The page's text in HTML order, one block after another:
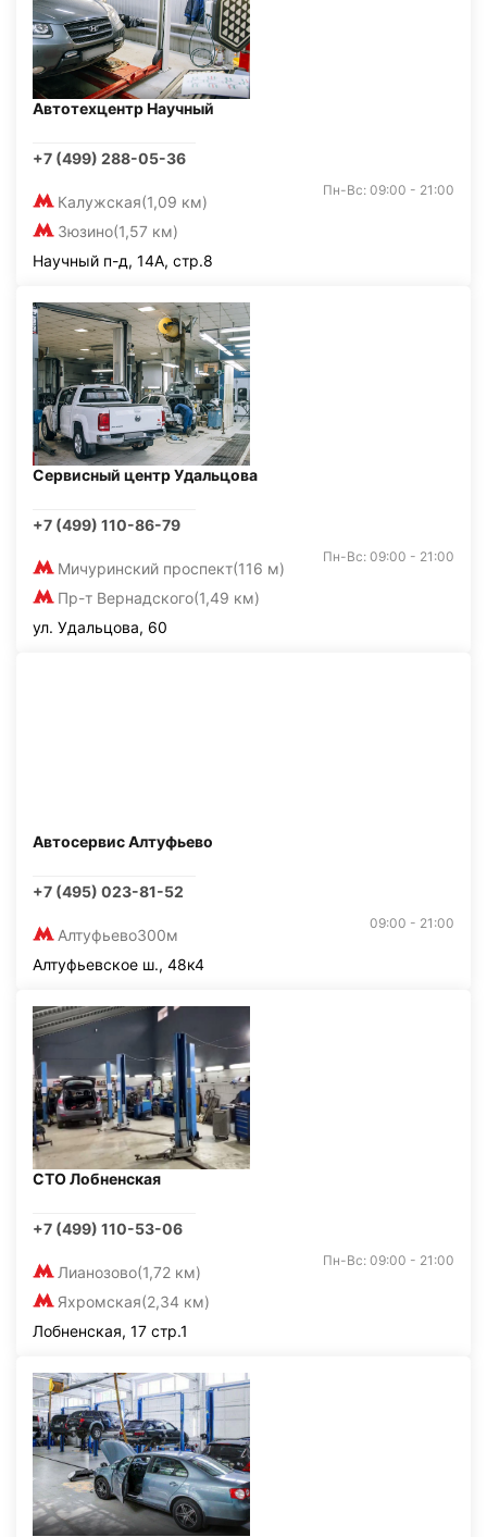
Автотехцентр Научный
+7 (499) 288-05-36
Калужская(1,09 км)
Зюзино(1,57 км)
Пн-Вс: 09:00 - 21:00
Научный п-д, 14А, стр.8
Сервисный центр Удальцова
+7 (499) 110-86-79
Мичуринский проспект(116 м)
Пр-т Вернадского(1,49 км)
Пн-Вс: 09:00 - 21:00
ул. Удальцова, 60
Автосервис Алтуфьево
+7 (495) 023-81-52
Алтуфьево300м
09:00 - 21:00
Алтуфьевское ш., 48к4
СТО Лобненская
+7 (499) 110-53-06
Лианозово(1,72 км)
Яхромская(2,34 км)
Пн-Вс: 09:00 - 21:00
Лобненская, 17 стр.1